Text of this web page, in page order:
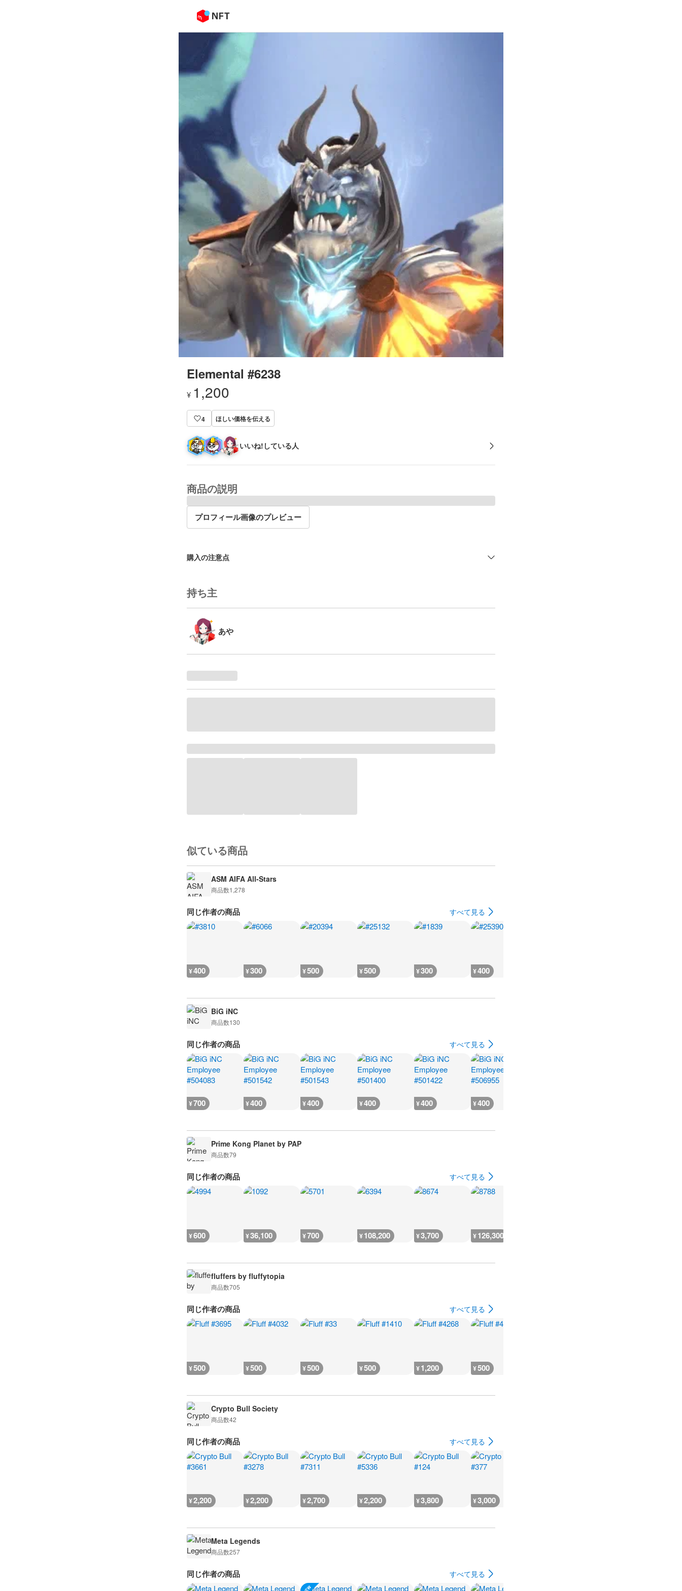
Elemental #6238
¥ 1,200
4 ほしい価格を伝える
いいね!している人
商品の説明
プロフィール画像のプレビュー
購入の注意点
持ち主
あや
似ている商品
ASM AIFA All-Stars
商品数1,278
同じ作者の商品 すべて見る
¥400 ¥300 ¥500 ¥500 ¥300 ¥400
BiG iNC
商品数130
同じ作者の商品 すべて見る
¥700 ¥400 ¥400 ¥400 ¥400 ¥400
Prime Kong Planet by PAP
商品数79
同じ作者の商品 すべて見る
¥600 ¥36,100 ¥700 ¥108,200 ¥3,700 ¥126,300
fluffers by fluffytopia
商品数705
同じ作者の商品 すべて見る
¥500 ¥500 ¥500 ¥500 ¥1,200 ¥500
Crypto Bull Society
商品数42
同じ作者の商品 すべて見る
¥2,200 ¥2,200 ¥2,700 ¥2,200 ¥3,800 ¥3,000
Meta Legends
商品数257
同じ作者の商品 すべて見る